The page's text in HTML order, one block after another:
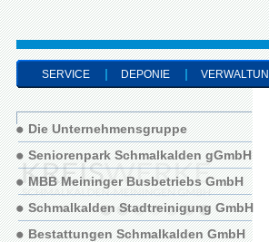
SERVICE DEPONIE
Die Unternehmensgruppe
Seniorenpark Schmalkalden gGmbH
MBB Meininger Busbetriebs GmbH
Schmalkalden Stadtreinigung GmbH
Bestattungen Schmalkalden GmbH